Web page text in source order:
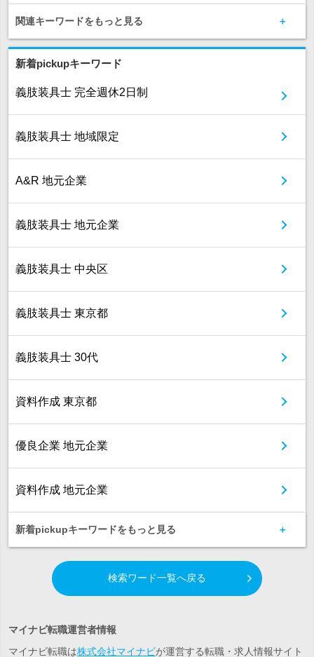
関連キーワードをもっと見る
新着pickupキーワード
義肢装具士 完全週休2日制
義肢装具士 地域限定
A&R 地元企業
義肢装具士 地元企業
義肢装具士 中央区
義肢装具士 東京都
義肢装具士 30代
資料作成 東京都
優良企業 地元企業
資料作成 地元企業
新着pickupキーワードをもっと見る
検索ワード一覧へ戻る
マイナビ転職運営者情報
マイナビ転職は株式会社マイナビが運営する転職・求人情報サイト